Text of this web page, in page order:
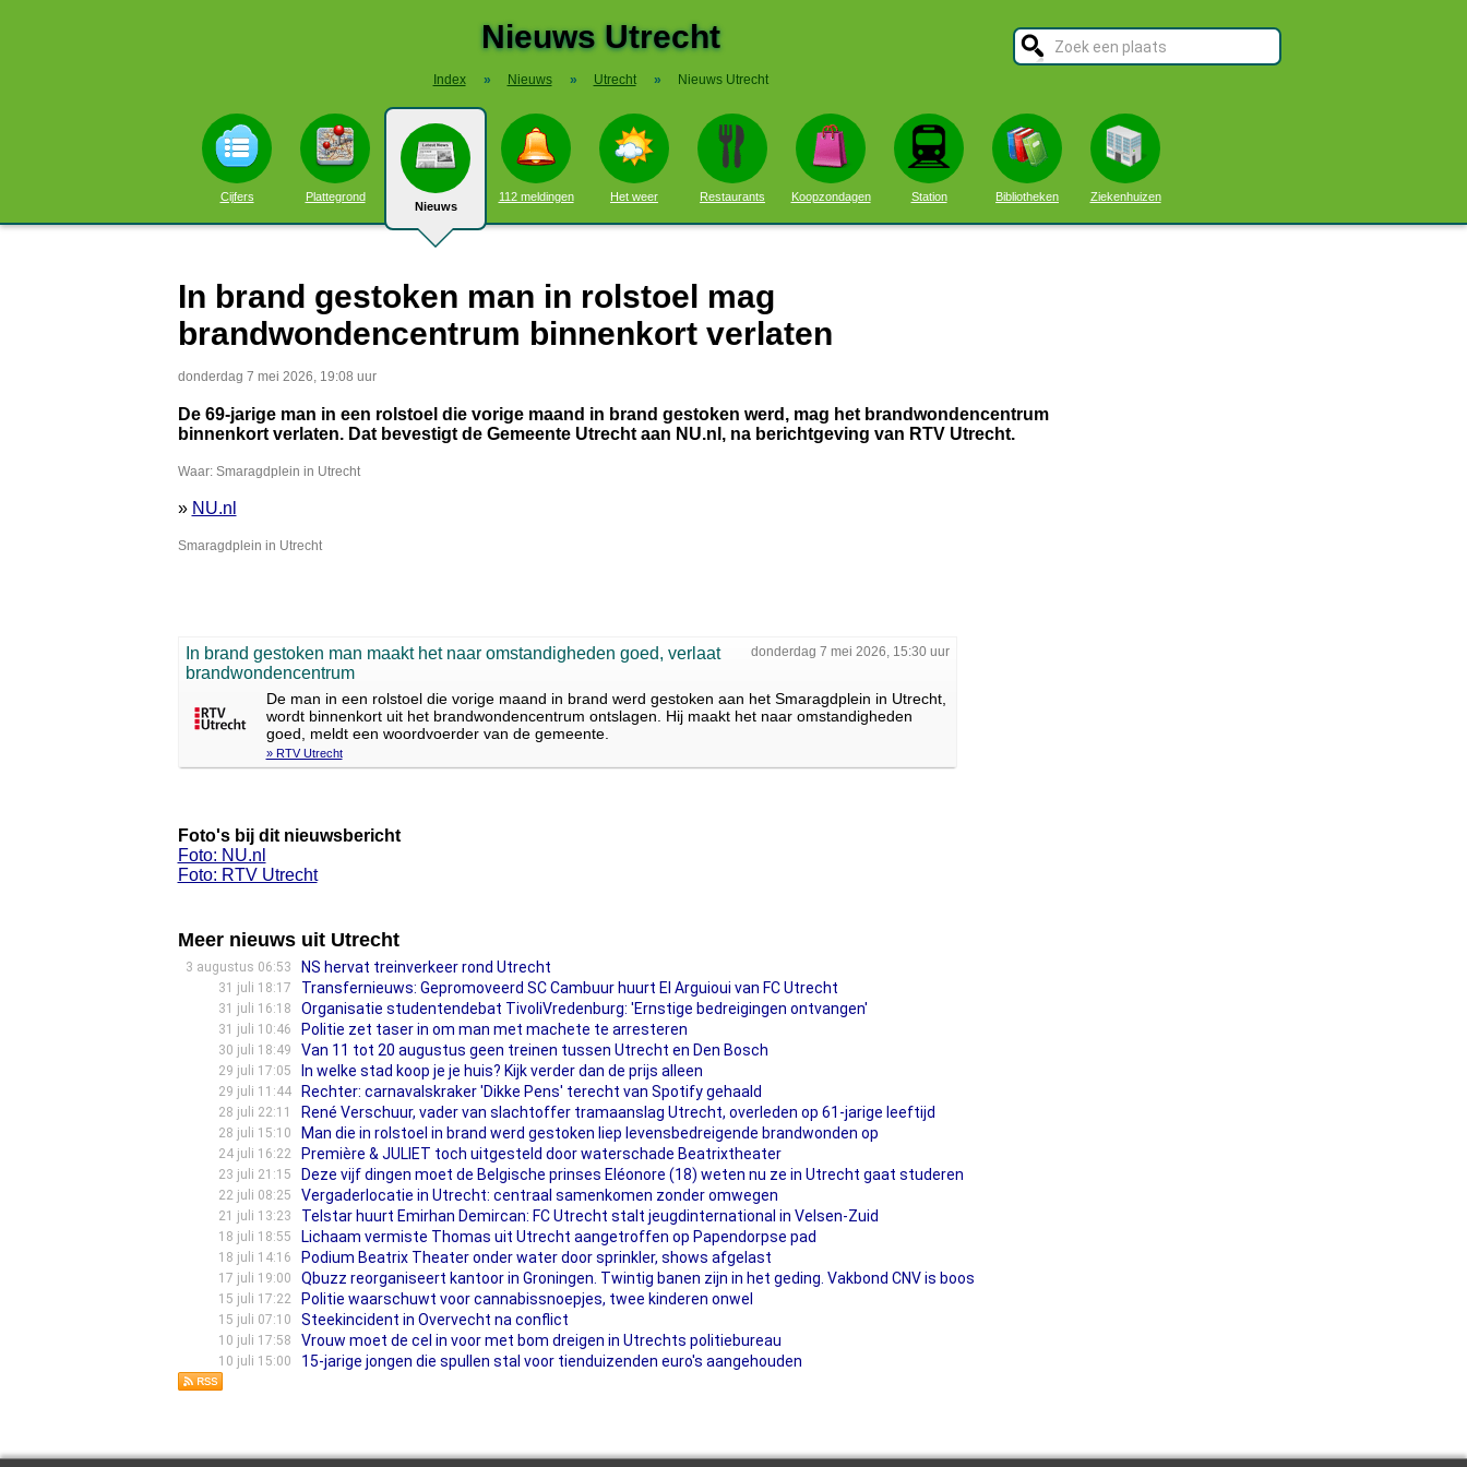
Nieuws Utrecht
Index » Nieuws » Utrecht » Nieuws Utrecht
Cijfers Plattegrond
Nieuws
112 meldingen Het weer Restaurants Koopzondagen Station Bibliotheken Ziekenhuizen
In brand gestoken man in rolstoel mag
brandwondencentrum binnenkort verlaten
donderdag 7 mei 2026, 19:08 uur
De 69-jarige man in een rolstoel die vorige maand in brand gestoken werd, mag het brandwondencentrum
binnenkort verlaten. Dat bevestigt de Gemeente Utrecht aan NU.nl, na berichtgeving van RTV Utrecht.
Waar: Smaragdplein in Utrecht
» NU.nl
Smaragdplein in Utrecht
donderdag 7 mei 2026, 15:30 uur
In brand gestoken man maakt het naar omstandigheden goed, verlaat
brandwondencentrum
De man in een rolstoel die vorige maand in brand werd gestoken aan het Smaragdplein in Utrecht,
wordt binnenkort uit het brandwondencentrum ontslagen. Hij maakt het naar omstandigheden
goed, meldt een woordvoerder van de gemeente.
» RTV Utrecht
Foto's bij dit nieuwsbericht
Foto: NU.nl
Foto: RTV Utrecht
Meer nieuws uit Utrecht
3 augustus 06:53 NS hervat treinverkeer rond Utrecht
31 juli 18:17 Transfernieuws: Gepromoveerd SC Cambuur huurt El Arguioui van FC Utrecht
31 juli 16:18 Organisatie studentendebat TivoliVredenburg: 'Ernstige bedreigingen ontvangen'
31 juli 10:46 Politie zet taser in om man met machete te arresteren
30 juli 18:49 Van 11 tot 20 augustus geen treinen tussen Utrecht en Den Bosch
29 juli 17:05 In welke stad koop je je huis? Kijk verder dan de prijs alleen
29 juli 11:44 Rechter: carnavalskraker 'Dikke Pens' terecht van Spotify gehaald
28 juli 22:11 René Verschuur, vader van slachtoffer tramaanslag Utrecht, overleden op 61-jarige leeftijd
28 juli 15:10 Man die in rolstoel in brand werd gestoken liep levensbedreigende brandwonden op
24 juli 16:22 Première & JULIET toch uitgesteld door waterschade Beatrixtheater
23 juli 21:15 Deze vijf dingen moet de Belgische prinses Eléonore (18) weten nu ze in Utrecht gaat studeren
22 juli 08:25 Vergaderlocatie in Utrecht: centraal samenkomen zonder omwegen
21 juli 13:23 Telstar huurt Emirhan Demircan: FC Utrecht stalt jeugdinternational in Velsen-Zuid
18 juli 18:55 Lichaam vermiste Thomas uit Utrecht aangetroffen op Papendorpse pad
18 juli 14:16 Podium Beatrix Theater onder water door sprinkler, shows afgelast
17 juli 19:00 Qbuzz reorganiseert kantoor in Groningen. Twintig banen zijn in het geding. Vakbond CNV is boos
15 juli 17:22 Politie waarschuwt voor cannabissnoepjes, twee kinderen onwel
15 juli 07:10 Steekincident in Overvecht na conflict
10 juli 17:58 Vrouw moet de cel in voor met bom dreigen in Utrechts politiebureau
10 juli 15:00 15-jarige jongen die spullen stal voor tienduizenden euro's aangehouden